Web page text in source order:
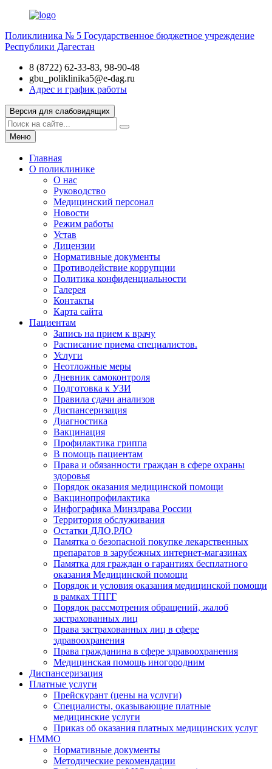
Поликлиника № 5 Государственное бюджетное учреждение
Республики Дагестан
8 (8722) 62-33-83, 98-90-48
gbu_poliklinika5@e-dag.ru
Адрес и график работы
Версия для слабовидящих
Меню
Главная
О поликлинике
О нас
Руководство
Медицинский персонал
Новости
Режим работы
Устав
Лицензии
Нормативные документы
Противодействие коррупции
Политика конфиденциальности
Галерея
Контакты
Карта сайта
Пациентам
Запись на прием к врачу
Расписание приема специалистов.
Услуги
Неотложные меры
Дневник самоконтроля
Подготовка к УЗИ
Правила сдачи анализов
Диспансеризация
Диагностика
Вакцинация
Профилактика гриппа
В помощь пациентам
Права и обязанности граждан в сфере охраны
здоровья
Порядок оказания медицинской помощи
Вакцинопрофилактика
Инфографика Минздрава России
Территория обслуживания
Остатки ДЛО,РЛО
Памятка о безопасной покупке лекарственных
препаратов в зарубежных интернет-магазинах
Памятка для граждан о гарантиях бесплатного
оказания Медицинской помощи
Порядок и условия оказания медицинской помощи
в рамках ТПГГ
Порядок рассмотрения обращений, жалоб
застрахованных лиц
Права застрахованных лиц в сфере
здравоохранения
Права гражданина в сфере здравоохранения
Медицинская помощь иногородним
Диспансеризация
Платные услуги
Прейскурант (цены на услуги)
Специалисты, оказывающие платные
медицинские услуги
Приказ об оказания платных медицинских услуг
НММО
Нормативные документы
Методические рекомендации